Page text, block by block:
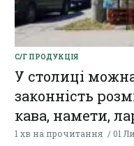
С/Г ПРОДУКЦІЯ
У столиці
законність
кава, намети,
1 хв на прочитання 01